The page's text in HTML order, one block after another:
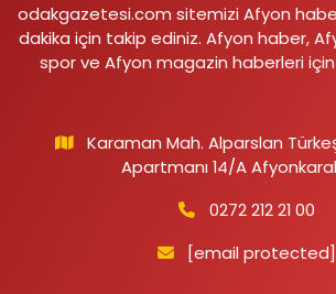
odakgazetesi.com sitemizi Afyon
dakika için takip ediniz. Afyon haber,
spor ve Afyon magazin haberleri
Karaman Mah. Alparslan
Apartmanı 14/A
0272 212 21 00
[email protected]